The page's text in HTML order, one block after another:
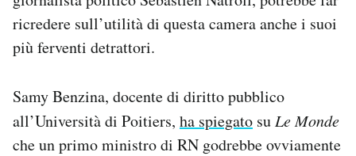
ricredere sull’utilità di questa camera anche i suoi
più ferventi detrattori.
Samy Benzina, docente di diritto pubblico
all’Università di Poitiers, ha spiegato su Le Monde
che un primo ministro di RN godrebbe ovviamente